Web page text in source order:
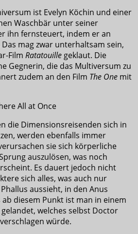
ist Evelyn Köchin und einer
Waschbär unter seiner
ihn fernsteuert, indem er an
mag zwar unterhaltsam sein,
Film Ratatouille geklaut. Die
Gegnerin, die das Multiversum zu
zudem an den Film The One mit
die Dimensionsreisenden sich in
werden ebenfalls immer
sie sich körperliche
auszulösen, was noch
Es dauert jedoch nicht
sich alles, was auch nur
aussieht, in den Anus
diesem Punkt ist man in einem
gelandet, welches selbst Doctor
würde.